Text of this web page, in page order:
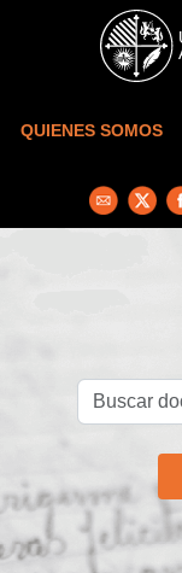
Skip to main content
QUIENES SOMOS